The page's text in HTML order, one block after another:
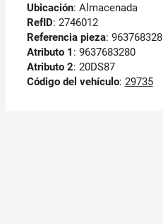
Ubicación: Almacenada
RefID: 2746012
Referencia pieza:
Atributo 1 : 9637683280
Atributo 2: 20DS87
Código del vehículo: 29735